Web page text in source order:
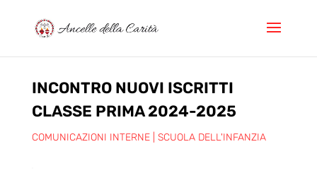
INCONTRO NUOVI ISCRITTI
CLASSE PRIMA 2024-2025
COMUNICAZIONI INTERNE| SCUOLA DELL'INFANZIA